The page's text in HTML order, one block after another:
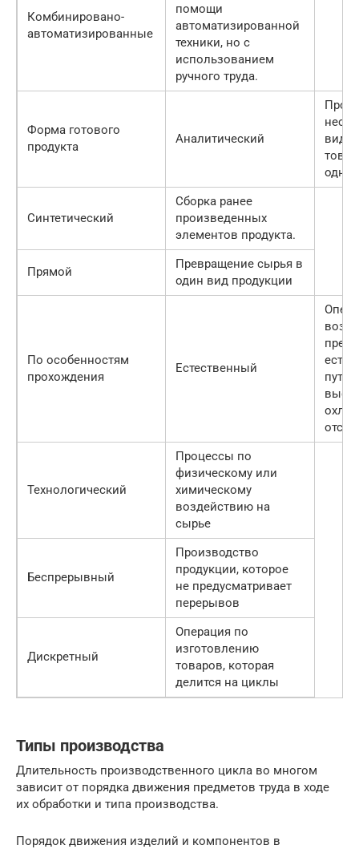
Комбинировано-
автоматизированные
помощи
автоматизированной
техники, но с
использованием
ручного труда.
Форма готового
продукта
Аналитический
Синтетический
Сборка ранее
произведенных
элементов продукта.
Прямой
Превращение сырья в
один вид продукции
По особенностям
прохождения
Естественный
Технологический
Процессы по
физическому или
химическому
воздействию на
сырье
Беспрерывный
Производство
продукции, которое
не предусматривает
перерывов
Дискретный
Операция по
изготовлению
товаров, которая
делится на циклы
Типы производства
Длительность производственного цикла во многом
зависит от порядка движения предметов труда в ходе
их обработки и типа производства.
Порядок движения изделий и компонентов в